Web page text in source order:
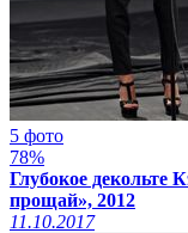
5 фото
78%
Глубокое декольте
прощай», 2012
11.10.2017